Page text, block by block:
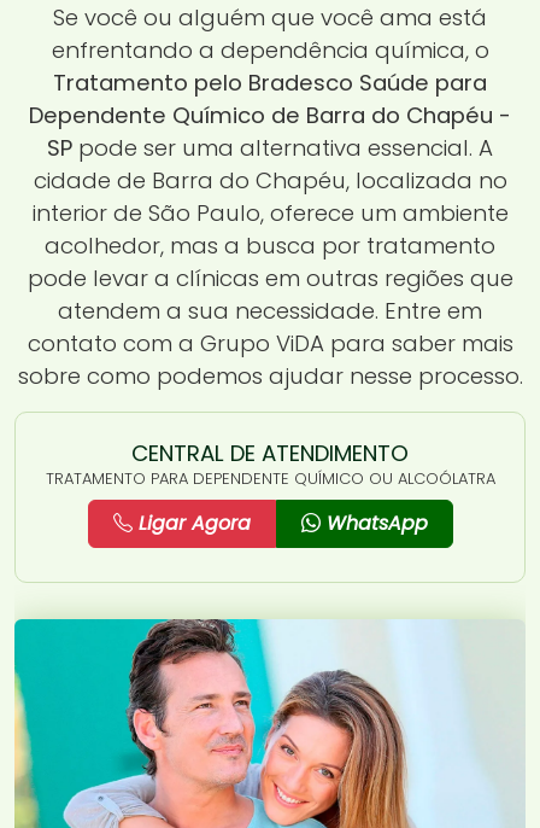
Se você ou alguém que você ama está
enfrentando a dependência química, o
Tratamento pelo Bradesco Saúde para
Dependente Químico de Barra do Chapéu -
SP pode ser uma alternativa essencial. A
cidade de Barra do Chapéu, localizada no
interior de São Paulo, oferece um ambiente
acolhedor, mas a busca por tratamento
pode levar a clínicas em outras regiões que
atendem a sua necessidade. Entre em
contato com a Grupo ViDA para saber mais
sobre como podemos ajudar nesse processo.
CENTRAL DE ATENDIMENTO
TRATAMENTO PARA DEPENDENTE QUÍMICO OU ALCOÓLATRA
Ligar Agora WhatsApp